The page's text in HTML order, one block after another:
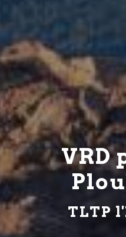
VRD
TLTP